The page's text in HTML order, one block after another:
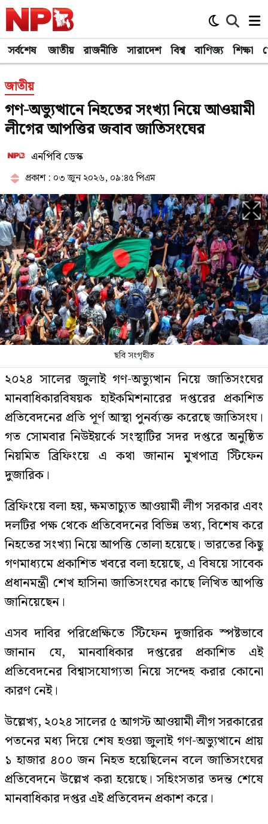
সর্বশেষ জাতীয় রাজনীতি সারাদেশ বিশ্ব বাণিজ্য শিক্ষা
জাতীয়
গণ-অভ্যুত্থানে নিহতের সংখ্যা নিয়ে আওয়ামী
লীগের আপত্তির জবাব জাতিসংঘের
এনপিবি ডেস্ক
প্রকাশ : ০৩ জুন ২০২৬, ০৯:৪৫ পিএম
ছবি সংগৃহীত
২০২৪ সালের জুলাই গণ-অভ্যুত্থান নিয়ে জাতিসংঘের
মানবাধিকারবিষয়ক হাইকমিশনারের দপ্তরের প্রকাশিত
প্রতিবেদনের প্রতি পূর্ণ আস্থা পুনর্ব্যক্ত করেছে জাতিসংঘ।
গত সোমবার নিউইয়র্কে সংস্থাটির সদর দপ্তরে অনুষ্ঠিত
নিয়মিত ব্রিফিংয়ে এ কথা জানান মুখপাত্র স্টিফেন
দুজারিক।
ব্রিফিংয়ে বলা হয়, ক্ষমতাচ্যুত আওয়ামী লীগ সরকার এবং
দলটির পক্ষ থেকে প্রতিবেদনের বিভিন্ন তথ্য, বিশেষ করে
নিহতের সংখ্যা নিয়ে আপত্তি তোলা হয়েছে। ভারতের কিছু
গণমাধ্যমে প্রকাশিত খবরে বলা হয়েছে, এ বিষয়ে সাবেক
প্রধানমন্ত্রী শেখ হাসিনা জাতিসংঘের কাছে লিখিত আপত্তি
জানিয়েছেন।
এসব দাবির পরিপ্রেক্ষিতে স্টিফেন দুজারিক স্পষ্টভাবে
জানান যে, মানবাধিকার দপ্তরের প্রকাশিত এই
প্রতিবেদনের বিশ্বাসযোগ্যতা নিয়ে সন্দেহ করার কোনো
কারণ নেই।
উল্লেখ্য, ২০২৪ সালের ৫ আগস্ট আওয়ামী লীগ সরকারের
পতনের মধ্য দিয়ে শেষ হওয়া জুলাই গণ-অভ্যুত্থানে প্রায়
১ হাজার ৪০০ জন নিহত হয়েছিলেন বলে জাতিসংঘের
প্রতিবেদনে উল্লেখ করা হয়েছে। সহিংসতার তদন্ত শেষে
মানবাধিকার দপ্তর এই প্রতিবেদন প্রকাশ করে।